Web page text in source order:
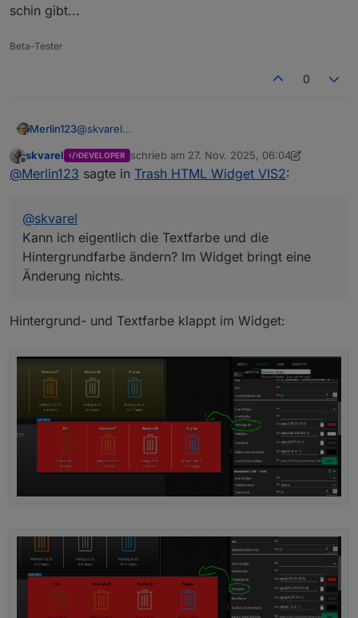
schin gibt...
Beta-Tester
0
Merlin123@skvarel
Hintergrundfarbe ändern? Im Widget bringt eine
Änderung nichts.
Offline
skvarel DEVELOPER schrieb am 27. Nov. 2025, 06:04
zuletzt editiert von skvarel
@Merlin123 sagte in Trash HTML Widget VIS2:
@skvarel
Kann ich eigentlich die Textfarbe und die
Hintergrundfarbe ändern? Im Widget bringt eine
Änderung nichts.
Hintergrund- und Textfarbe klappt im Widget: